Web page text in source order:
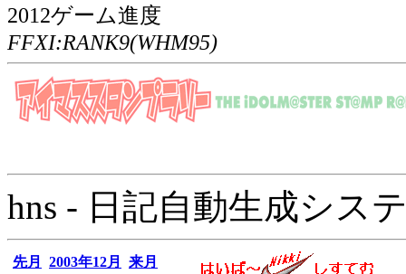
2012ゲーム進度
FFXI:RANK9(WHM95)
hns - 日記自動生成シス
先月 2003年12月
来月